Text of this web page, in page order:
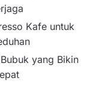
Kafe untuk
yang Bikin